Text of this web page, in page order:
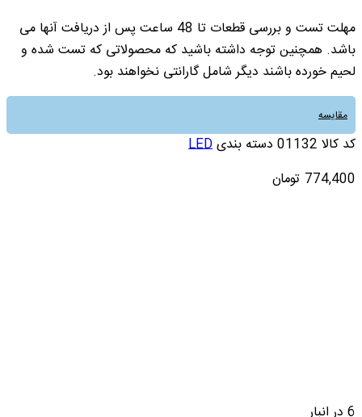
مهلت تست و بررسی قطعات تا 48 ساعت پس از دریافت آنها می
باشد. همچنین توجه داشته باشید که محصولاتی که تست شده و
لحیم خورده باشند دیگر شامل گارانتی نخواهند بود.
مقایسه
کد کالا 01132 دسته بندیLED
774,400 تومان
6 در انبار